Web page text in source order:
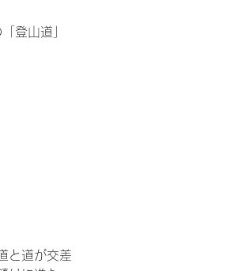
登山道」
と道が交差